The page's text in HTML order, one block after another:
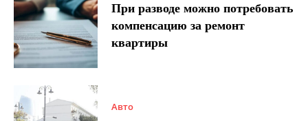
При разводе можно потребовать
компенсацию за ремонт
квартиры
Авто